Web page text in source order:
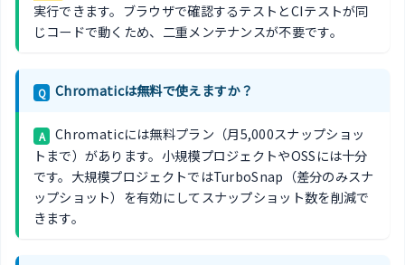
実行できます。ブラウザで確認するテストとCIテストが同
じコードで動くため、二重メンテナンスが不要です。
Q Chromaticは無料で使えますか？
A
Chromaticには無料プラン（月5,000スナップショッ
トまで）があります。小規模プロジェクトやOSSには十分
です。大規模プロジェクトではTurboSnap（差分のみスナ
ップショット）を有効にしてスナップショット数を削減で
きます。